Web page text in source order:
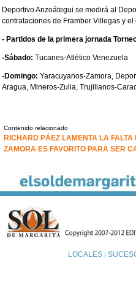
Deportivo Anzoátegui se medirá al
contrataciones de Framber Villegas y
- Partidos de la primera jornada
-Sábado: Tucanes-Atlético Venezuela
-Domingo: Yaracuyanos-Zamora,
Aragua, Mineros-Zulia, Trujillanos-
Contenido relacionado
RICHARD PÁEZ LAMENTA LA FALTA
ZAMORA ES FAVORITO PARA SER
LOCALES|